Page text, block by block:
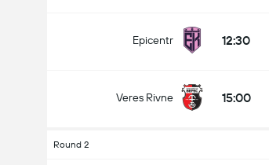
Epicentr 12:30
Veres Rivne 15:00
Round 2